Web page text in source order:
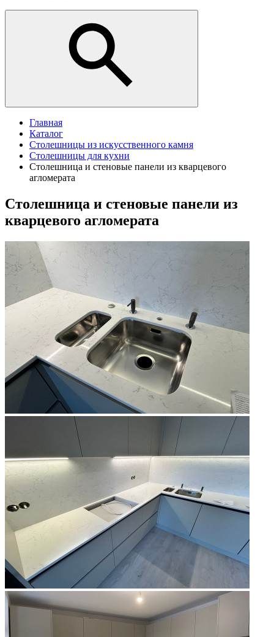
Главная
Каталог
Столешницы из искусственного камня
Столешницы для кухни
Столешница и стеновые панели из кварцевого
агломерата
Столешница и стеновые панели из
кварцевого агломерата